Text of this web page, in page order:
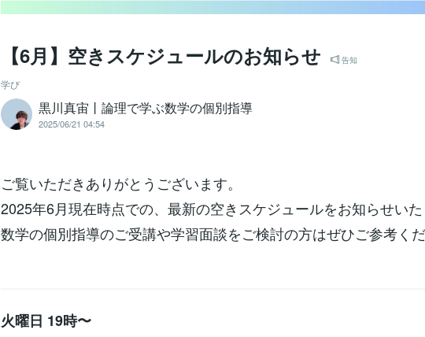
【6月】空きスケジュールのお知らせ 告知
学び
黒川真宙丨論理で学ぶ数学の個別指導
2025/06/21 04:54
ご覧いただきありがとうございます。
2025年6月現在時点での、最新の空きスケジュールをお知らせいた
数学の個別指導のご受講や学習面談をご検討の方はぜひご参考くだ
火曜日 19時〜